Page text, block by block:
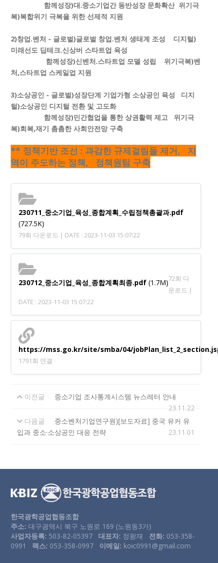
함께성장)대.중소기업간 동반성장 문화확산 위기극
복)복합위기 극복을 위한 선제적 지원
2)창업.벤처 - 글로벌)글로벌 창업.벤처 생태계 조성 디지털)
미래선도 딥테크.신상버 스타트업 육성
함께성장)신벤처.스타트업 모델 성립 위기극복)벤
처,스타트업 스케일업 지원
3)소상공인 - 글로벌)성장단계 기업가형 소상공인 육성 디지
털)소상공인 디지털 전환 및 고도화
함께성장)민간협업을 통한 상권활력 제고 위기극
복)회복,재기 촘촘한 사회안전망 구축
** 정책기반 조선 : 과감한 규제걸림돌 제거, 지
역이 주도하는 정책, 정책원팀 구축
230711_중소기업_육성_종합계획_수립정책총괄과.pdf
(727.5K)
79회 다운로드 | DATE : 2023-11-03 15:07:22
230712_중소기업_육성_종합계획최종.pdf (1.7M)72회 다
운로드 |
DATE : 2023-11-03 15:07:22
https://mss.go.kr/site/smba/04/
1791회 연결
이전글
중소기업 조사통계시스템 뉴스레터 안내
23.11.22
다음글
중소벤처기업연구원)[보도자료] 중국 유커 유
입과 중소·소상공인 대응 전략
23.11.01
한국광학공업협동조합
주소: 대구광역시 북구 노원로 169 (노원동3가)
사업자등록: 503-82-05397 대표자: 정왕재 전화: 053-358-
0991
팩스: 053-358-0997 이메일: koic0991@gmail.com